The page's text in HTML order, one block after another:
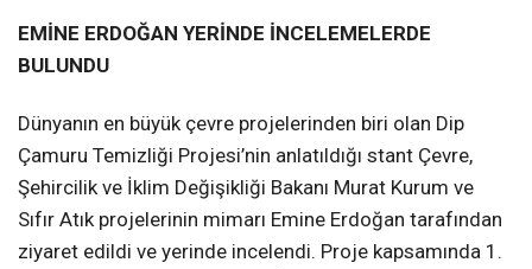
EMİNE ERDOĞAN YERİNDE İNCELEMELERDE
BULUNDU
Dünyanın en büyük çevre projelerinden biri olan Dip
Çamuru Temizliği Projesi’nin anlatıldığı stant Çevre,
Şehircilik ve İklim Değişikliği Bakanı Murat Kurum ve
Sıfır Atık projelerinin mimarı Emine Erdoğan tarafından
ziyaret edildi ve yerinde incelendi. Proje kapsamında 1.